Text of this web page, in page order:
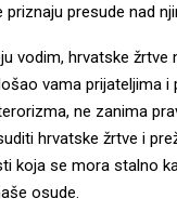
priznaju presude nad
vodim, hrvatske
vama prijateljima
ne zanima
hrvatske žrtve i
koja se mora stalno
osude.